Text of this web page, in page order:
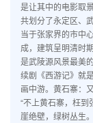
是让其中的电影取
共划分了永定区、
当于张家界的市中
成，建筑呈明清时
是武陵源风景最美
续剧《西游记》就
画中游。黄石寨：
“不上黄石寨，枉
崖绝壁，绿树丛生